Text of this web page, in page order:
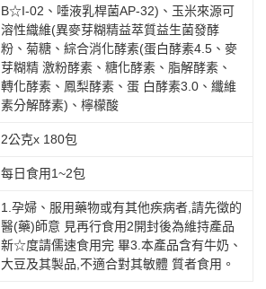
B☆I-02、唾液乳桿菌AP-32)、玉米來源可
溶性織維(異麥芽糊精益萃質益生菌發酵
粉、菊糖、綜合消化酵素(蛋白酵素4.5、麥
芽糊精 激粉酵素、糖化酵素、脂解酵素、
轉化酵素、鳳梨酵素、蛋 白酵素3.0、纖維
素分解酵素)、檸檬酸
2公克x 180包
每日食用1~2包
1.孕婦、服用藥物或有其他疾病者,請先徵的
醫(藥)師意 見再行食用2開封後為維持產品
新☆度請儒速食用完 畢3.本產品含有牛奶、
大豆及其製品,不適合對其敏體 質者食用。